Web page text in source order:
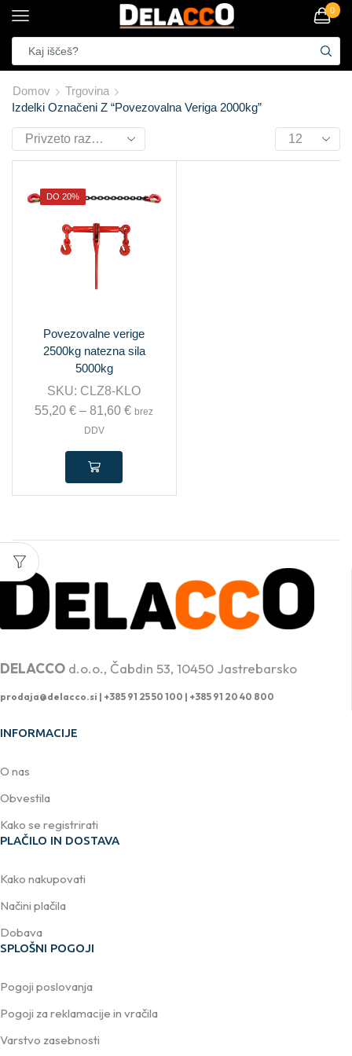
0
Domov
Trgovina
Izdelki Označeni Z “povezovalna Veriga 2000kg”
DO 20%
Povezovalne verige
2500kg natezna sila
5000kg
SKU: CLZ8-KLO
55,20€ – 81,60€ brez
DDV
DELACCO d.o.o., Čabdin 53, 10450 Jastrebarsko
prodaja@delacco.si | +385 91 25 50 100 | +385 91 20 40 800
INFORMACIJE
O nas
Obvestila
Kako se registrirati
PLAČILO IN DOSTAVA
Kako nakupovati
Načini plačila
Dobava
SPLOŠNI POGOJI
Pogoji poslovanja
Pogoji za reklamacije in vračila
Varstvo zasebnosti